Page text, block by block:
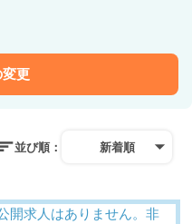
更
並び順： 新着順
開求人はありません。非